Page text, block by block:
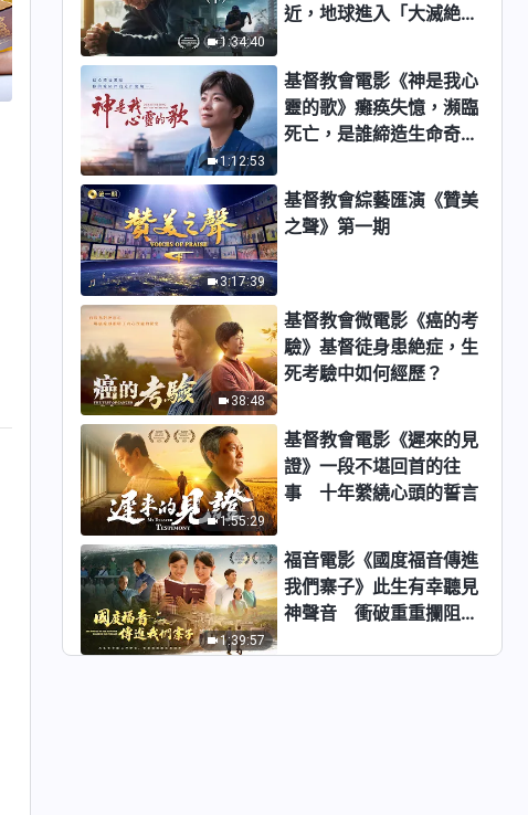
全能神經典話語《關于認識神的
話語》選段542-543
5:33
全能神經典話語《關于認識神的
話語》選段544
8:17
全能神經典話語《關于認識神的
話語》選段545
7:15
全能神經典話語《關于認識神的
話語》選段546-548
12:36
全能神經典話語《關于認識神的
話語》選段549-550
4:39
全能神經典話語《關于認識神的
話語》選段551
1:34:40
近，地球進入「大滅絶時
你準備好逃生了嗎？
1:12:53
基督教會電影《神是我心
靈的歌》癱痪失憶，瀕臨
死亡，是誰締造生命奇
3:17:39
基督教會綜藝匯演《贊美
之聲》第一期
38:48
基督教會微電影《癌的考
驗》基督徒身患絶症，生
死考驗中如何經歷？
1:55:29
基督教會電影《遲來的見
證》一段不堪回首的往
事 十年縈繞心頭的誓言
1:39:57
福音電影《國度福音傳進
我們寨子》此生有幸聽見
神聲音 衝破重重攔阻跟